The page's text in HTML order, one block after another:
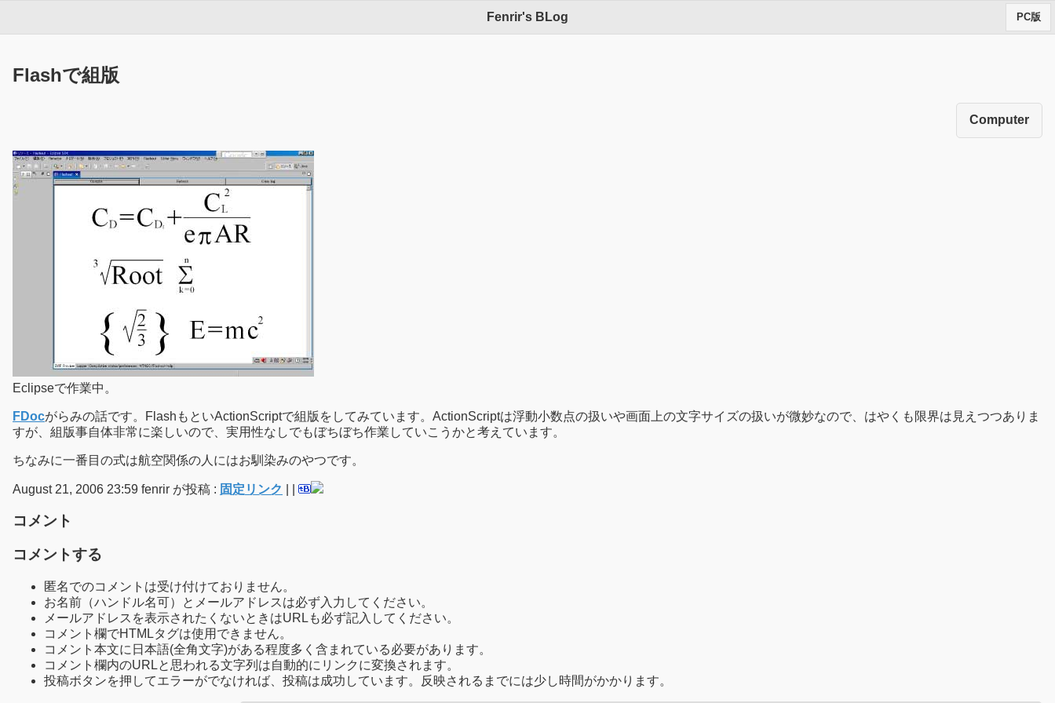
Fenrir's BLog PC版
Flashで組版
Computer
Eclipseで作業中。
FDocがらみの話です。FlashもといActionScriptで組版をしてみています。ActionScriptは浮動小数点の扱いや画面上の文字サイズの扱いが微妙なので、はやくも限界は見えつつありま
すが、組版事自体非常に楽しいので、実用性なしでもぼちぼち作業していこうかと考えています。
ちなみに一番目の式は航空関係の人にはお馴染みのやつです。
August 21, 2006 23:59 fenrir が投稿 : 固定リンク
コメント
コメントする
匿名でのコメントは受け付けておりません。
お名前（ハンドル名可）とメールアドレスは必ず入力してください。
メールアドレスを表示されたくないときはURLも必ず記入してください。
コメント欄でHTMLタグは使用できません。
コメント本文に日本語(全角文字)がある程度多く含まれている必要があります。
コメント欄内のURLと思われる文字列は自動的にリンクに変換されます。
投稿ボタンを押してエラーがでなければ、投稿は成功しています。反映されるまでには少し時間がかかります。